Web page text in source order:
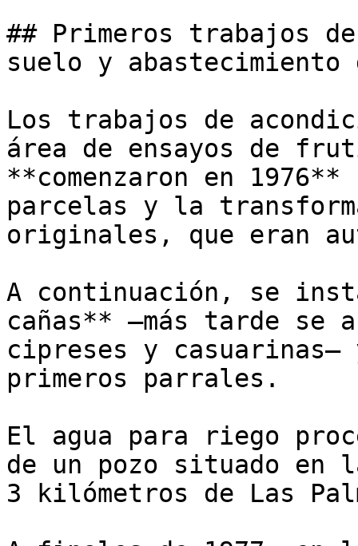
## Primeros trabajos
suelo y abastecimiento
Los trabajos de
área de ensayos de
**comenzaron en
parcelas y la
originales, que eran
A continuación, se
cañas** —más tarde se
cipreses y
primeros parrales.
El agua para riego
de un pozo situado
3 kilómetros de Las